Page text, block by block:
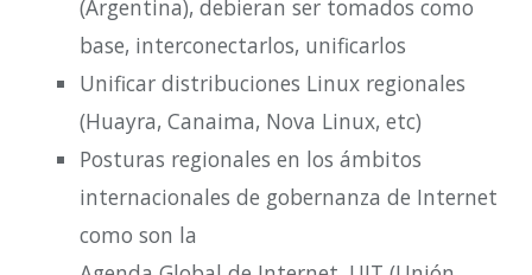
(Argentina), debieran ser tomados como
base, interconectarlos, unificarlos
Unificar distribuciones Linux regionales
(Huayra, Canaima, Nova Linux, etc)
Posturas regionales en los ámbitos
internacionales de gobernanza de Internet
como son la